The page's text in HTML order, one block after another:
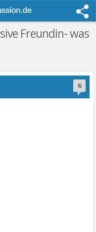
Freundin- was
6